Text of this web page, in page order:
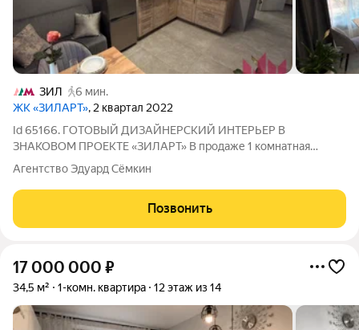
ЗИЛ
6 мин.
ЖК «ЗИЛАРТ», 2 квартал 2022
Id 65166. ГОТОВЫЙ ДИЗАЙНЕРСКИЙ ИНТЕРЬЕР В
ЗНАКОВОМ ПРОЕКТЕ «ЗИЛАРТ» В продаже 1 комнатная
квартира, площадью 35,3 квадратных метра (фактически 37
квадратных метров) в ЖК «ЗИЛАРТ» на улице Архитектора
Щусева. Кирпичный дом бизнес-класса сдан в 2022
Агентство Эдуард Сёмкин
Позвонить
17 000 000 ₽
34,5 м² 1-комн. квартира 12 этаж из 14